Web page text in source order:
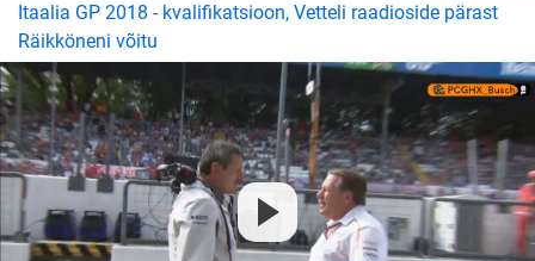
Itaalia GP 2018 - kvalifikatsioon, Vetteli raadioside pärast
Räikköneni võitu